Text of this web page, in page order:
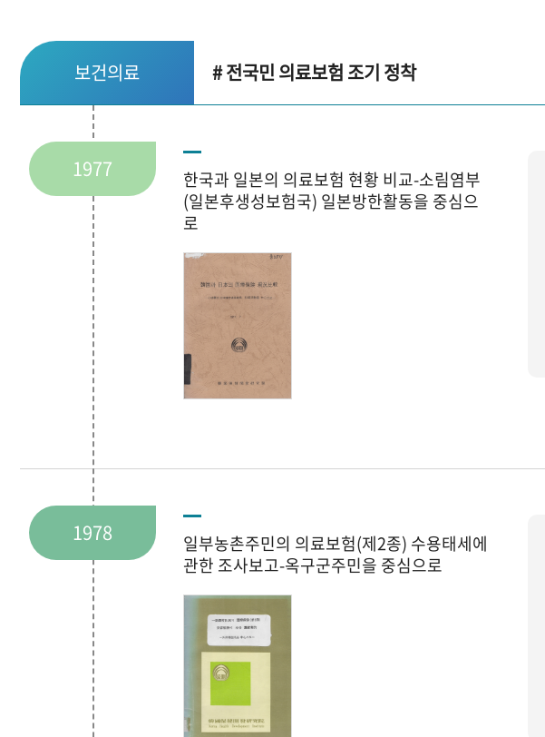
보건의료 # 전국민 의료보험 조기 정착
1977
한국과 일본의 의료보험 현황 비교-소림염부
(일본후생성보험국) 일본방한활동을 중심으
로
1978
일부농촌주민의 의료보험(제2종) 수용태세에
관한 조사보고-옥구군주민을 중심으로